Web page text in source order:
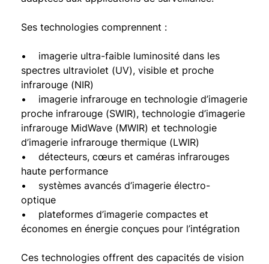
Ses technologies comprennent :
• imagerie ultra-faible luminosité dans les
spectres ultraviolet (UV), visible et proche
infrarouge (NIR)
• imagerie infrarouge en technologie d’imagerie
proche infrarouge (SWIR), technologie d’imagerie
infrarouge MidWave (MWIR) et technologie
d’imagerie infrarouge thermique (LWIR)
• détecteurs, cœurs et caméras infrarouges
haute performance
• systèmes avancés d’imagerie électro-
optique
• plateformes d’imagerie compactes et
économes en énergie conçues pour l’intégration
Ces technologies offrent des capacités de vision